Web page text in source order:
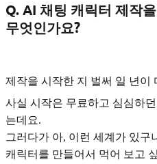
Q. AI 채팅 캐릭터 제작
무엇인가요?
제작을 시작한 지 벌써 일 년이
사실 시작은 무료하고 심심하던
는데요.
그러다가 아, 이런 세계가 있구
캐릭터를 만들어서 먹어 보고